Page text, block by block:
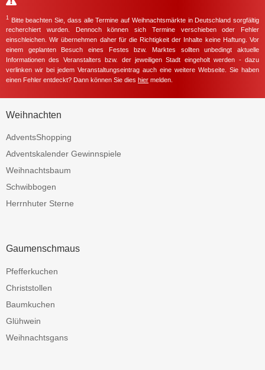
1
Bitte beachten Sie, dass alle Termine auf Weihnachtsmärkte in Deutschland sorgfältig
recherchiert wurden. Dennoch können sich Termine verschieben oder Fehler
einschleichen. Wir übernehmen daher für die Richtigkeit der Inhalte keine Haftung. Vor
einem geplanten Besuch eines Festes bzw. Marktes sollten unbedingt aktuelle
Informationen des Veranstalters bzw. der jeweiligen Stadt eingeholt werden - dazu
verlinken wir bei jedem Veranstaltungseintrag auch eine weitere Webseite. Sie haben
einen Fehler entdeckt? Dann können Sie dies hier melden.
Weihnachten
AdventsShopping
Adventskalender Gewinnspiele
Weihnachtsbaum
Schwibbogen
Herrnhuter Sterne
Gaumenschmaus
Pfefferkuchen
Christstollen
Baumkuchen
Glühwein
Weihnachtsgans